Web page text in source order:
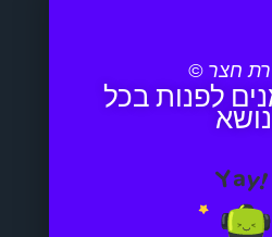
חצר ©
לפנות בכל
נושא